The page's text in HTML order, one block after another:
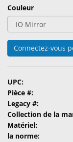
Lunetterie
&
Accessoires
Produits
Lentilles
Ophtalmiques
Examen
Couleur
Connectez-vous
UPC:
Pièce #:
Legacy #:
Collection de la
Matériel:
la norme: